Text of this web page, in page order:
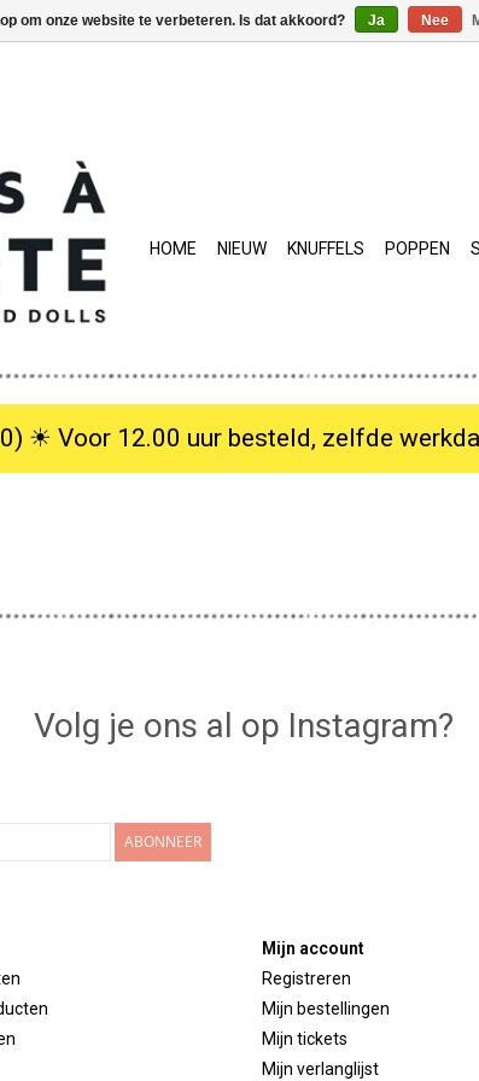
HOME NIEUW KNUFFELS POPPEN
Voor 12.00 uur besteld, zelfde werkdag
Volg je ons al op Instagram?
ABONNEER
Mijn account
Registreren
Mijn bestellingen
Mijn tickets
Mijn verlanglijst
om onze website te verbeteren. Is dat akkoord? Ja Nee